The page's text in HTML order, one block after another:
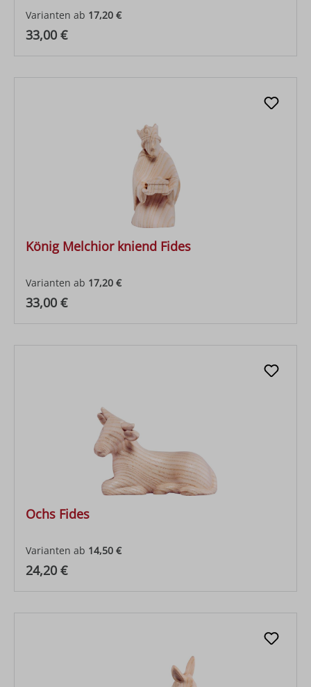
Varianten ab 17,20 €
Regulärer Preis:
33,00 €
König Melchior kniend Fides
Varianten ab 17,20 €
Regulärer Preis:
33,00 €
Ochs Fides
Varianten ab 14,50 €
Regulärer Preis:
24,20 €